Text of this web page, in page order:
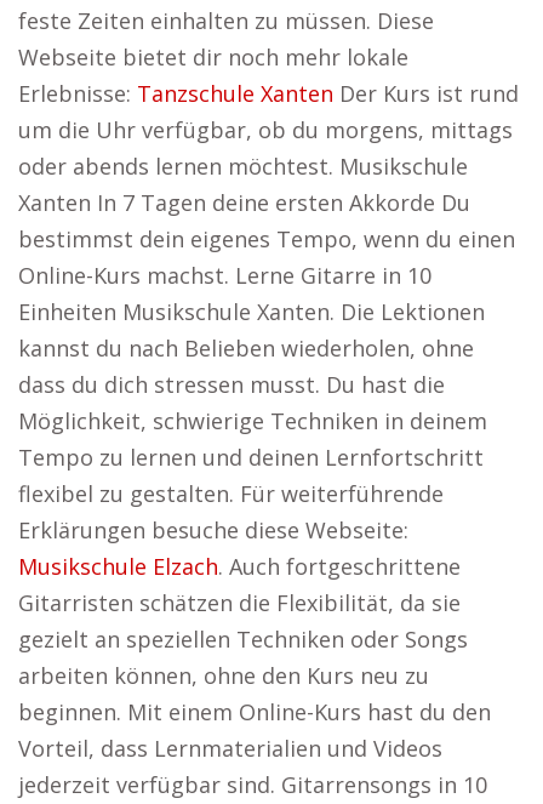
feste Zeiten einhalten zu müssen. Diese
Webseite bietet dir noch mehr lokale
Erlebnisse: Tanzschule Xanten Der Kurs ist rund
um die Uhr verfügbar, ob du morgens, mittags
oder abends lernen möchtest. Musikschule
Xanten In 7 Tagen deine ersten Akkorde Du
bestimmst dein eigenes Tempo, wenn du einen
Online-Kurs machst. Lerne Gitarre in 10
Einheiten Musikschule Xanten. Die Lektionen
kannst du nach Belieben wiederholen, ohne
dass du dich stressen musst. Du hast die
Möglichkeit, schwierige Techniken in deinem
Tempo zu lernen und deinen Lernfortschritt
flexibel zu gestalten. Für weiterführende
Erklärungen besuche diese Webseite:
Musikschule Elzach. Auch fortgeschrittene
Gitarristen schätzen die Flexibilität, da sie
gezielt an speziellen Techniken oder Songs
arbeiten können, ohne den Kurs neu zu
beginnen. Mit einem Online-Kurs hast du den
Vorteil, dass Lernmaterialien und Videos
jederzeit verfügbar sind. Gitarrensongs in 10